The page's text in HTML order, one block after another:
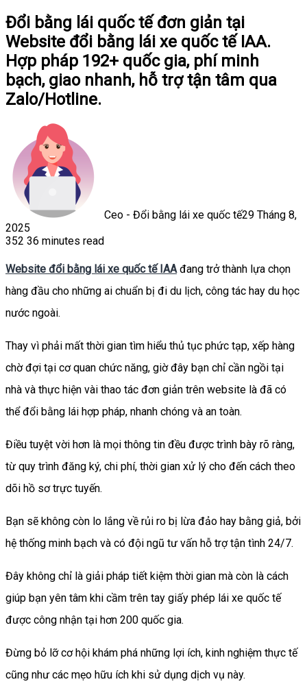
Đổi bằng lái quốc tế đơn giản tại
Website đổi bằng lái xe quốc tế IAA.
Hợp pháp 192+ quốc gia, phí minh
bạch, giao nhanh, hỗ trợ tận tâm qua
Zalo/Hotline.
Ceo - Đổi bằng lái xe quốc tế29 Tháng 8,
2025
352 36 minutes read
Website đổi bằng lái xe quốc tế IAA đang trở thành lựa chọn
hàng đầu cho những ai chuẩn bị đi du lịch, công tác hay du học
nước ngoài.
Thay vì phải mất thời gian tìm hiểu thủ tục phức tạp, xếp hàng
chờ đợi tại cơ quan chức năng, giờ đây bạn chỉ cần ngồi tại
nhà và thực hiện vài thao tác đơn giản trên website là đã có
thể đổi bằng lái hợp pháp, nhanh chóng và an toàn.
Điều tuyệt vời hơn là mọi thông tin đều được trình bày rõ ràng,
từ quy trình đăng ký, chi phí, thời gian xử lý cho đến cách theo
dõi hồ sơ trực tuyến.
Bạn sẽ không còn lo lắng về rủi ro bị lừa đảo hay bằng giả, bởi
hệ thống minh bạch và có đội ngũ tư vấn hỗ trợ tận tình 24/7.
Đây không chỉ là giải pháp tiết kiệm thời gian mà còn là cách
giúp bạn yên tâm khi cầm trên tay giấy phép lái xe quốc tế
được công nhận tại hơn 200 quốc gia.
Đừng bỏ lỡ cơ hội khám phá những lợi ích, kinh nghiệm thực tế
cũng như các mẹo hữu ích khi sử dụng dịch vụ này.